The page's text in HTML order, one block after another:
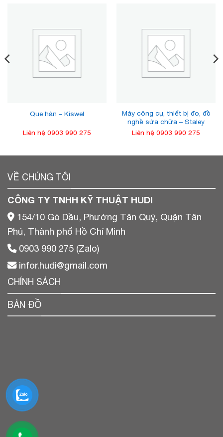
Que hàn – Kiswel
Liên hệ 0903 990 275
Máy công cụ, thiết bị đo, đồ
nghề sửa chữa – Staley
Liên hệ 0903 990 275
VỀ CHÚNG TÔI
CÔNG TY TNHH KỸ THUẬT HUDI
154/10 Gò Dầu, Phường Tân Quý, Quận Tân
Phú, Thành phố Hồ Chí Minh
0903 990 275 (Zalo)
infor.hudi@gmail.com
CHÍNH SÁCH
BẢN ĐỒ